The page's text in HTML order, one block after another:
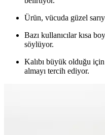
Ürün, vücuda güzel
Bazı kullanıcılar kısa
söylüyor.
Kalıbı büyük olduğu
almayı tercih ediyor.